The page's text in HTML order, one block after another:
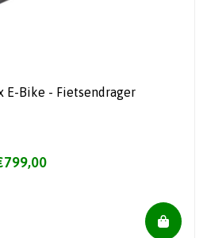
E-Bike - Fietsendrager